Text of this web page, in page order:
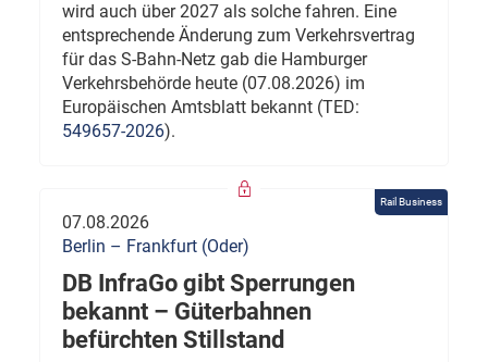
wird auch über 2027 als solche fahren. Eine
entsprechende Änderung zum Verkehrsvertrag
für das S-Bahn-Netz gab die Hamburger
Verkehrsbehörde heute (07.08.2026) im
Europäischen Amtsblatt bekannt (TED:
549657-2026).
Rail Business
07.08.2026
Berlin – Frankfurt (Oder)
DB InfraGo gibt Sperrungen
bekannt – Güterbahnen
befürchten Stillstand